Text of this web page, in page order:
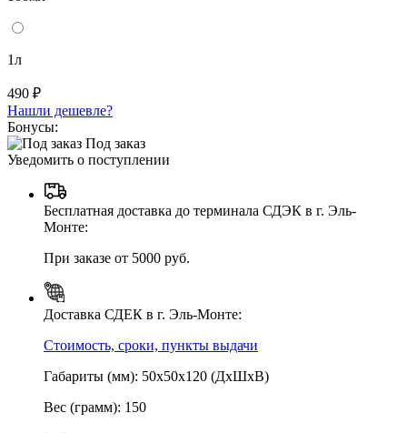
1л
490 ₽
Нашли дешевле?
Бонусы:
Под заказ
Уведомить о поступлении
Бесплатная доставка до терминала СДЭК в г. Эль-
Монте:
При заказе от 5000 руб.
Доставка СДЕК в г. Эль-Монте:
Стоимость, сроки, пункты выдачи
Габариты (мм): 50х50х120 (ДхШхВ)
Вес (грамм): 150